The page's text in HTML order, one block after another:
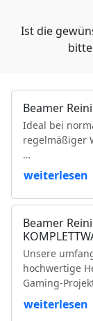
Ist die
Beamer
Ideal bei
regelmäßiger
Reinigung
Reinigung der
Entfernung
Geräteinneren
Prüfung der
weiterlesen
Beamer
Unsere
hochwertige
Gaming-
weiterlesen